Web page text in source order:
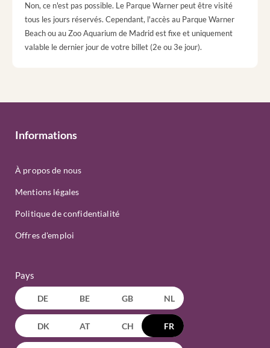
Non, ce n'est pas possible. Le Parque Warner peut être visité
tous les jours réservés. Cependant, l'accès au Parque Warner
Beach ou au Zoo Aquarium de Madrid est fixe et uniquement
valable le dernier jour de votre billet (2e ou 3e jour).
Informations
À propos de nous
Mentions légales
Politique de confidentialité
Offres d'emploi
Pays
DE BE GB NL
DK AT CH FR